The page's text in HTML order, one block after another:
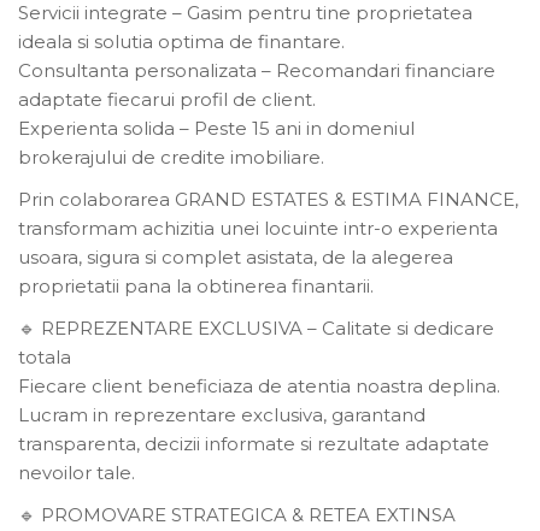
Servicii integrate – Gasim pentru tine proprietatea
ideala si solutia optima de finantare.
Consultanta personalizata – Recomandari financiare
adaptate fiecarui profil de client.
Experienta solida – Peste 15 ani in domeniul
brokerajului de credite imobiliare.
Prin colaborarea GRAND ESTATES & ESTIMA FINANCE,
transformam achizitia unei locuinte intr-o experienta
usoara, sigura si complet asistata, de la alegerea
proprietatii pana la obtinerea finantarii.
🔹 REPREZENTARE EXCLUSIVA – Calitate si dedicare
totala
Fiecare client beneficiaza de atentia noastra deplina.
Lucram in reprezentare exclusiva, garantand
transparenta, decizii informate si rezultate adaptate
nevoilor tale.
🔹 PROMOVARE STRATEGICA & RETEA EXTINSA